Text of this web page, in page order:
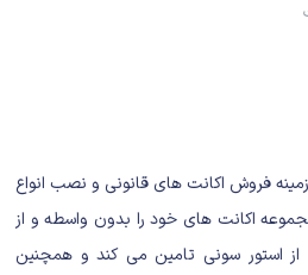
دیدن عنوان این بازی شگفت‌زده شده باشید!
پیشرفته و مدرن منتشر شده است! بیش از دو
دهه از انتشار اولیه این بازی برای کنسول خاطره‌انگیز پلی‌استیشن 1 می‌گذرد. ولی با
از سراسر دنیا عاشق تجربه دوباره لحظات
خود را از سال ۱۳۹۸ در زمینه فروش اکانت های قانونی و نصب انواع
اکانت های خود را بدون واسطه و از
استور سونی تامین می کند و همچنین